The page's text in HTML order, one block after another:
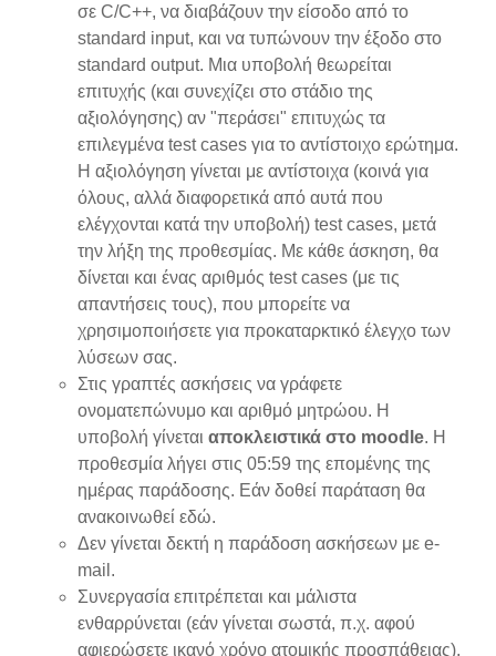
σε C/C++, να διαβάζουν την είσοδο από το
standard input, και να τυπώνουν την έξοδο στο
standard output. Μια υποβολή θεωρείται
επιτυχής (και συνεχίζει στο στάδιο της
αξιολόγησης) αν "περάσει" επιτυχώς τα
επιλεγμένα test cases για το αντίστοιχο ερώτημα.
Η αξιολόγηση γίνεται με αντίστοιχα (κοινά για
όλους, αλλά διαφορετικά από αυτά που
ελέγχονται κατά την υποβολή) test cases, μετά
την λήξη της προθεσμίας. Με κάθε άσκηση, θα
δίνεται και ένας αριθμός test cases (με τις
απαντήσεις τους), που μπορείτε να
χρησιμοποιήσετε για προκαταρκτικό έλεγχο των
λύσεων σας.
Στις γραπτές ασκήσεις να γράφετε
ονοματεπώνυμο και αριθμό μητρώου. Η
υποβολή γίνεται αποκλειστικά στο moodle. Η
προθεσμία λήγει στις 05:59 της επομένης της
ημέρας παράδοσης. Εάν δοθεί παράταση θα
ανακοινωθεί εδώ.
Δεν γίνεται δεκτή η παράδοση ασκήσεων με e-
mail.
Συνεργασία επιτρέπεται και μάλιστα
ενθαρρύνεται (εάν γίνεται σωστά, π.χ. αφού
αφιερώσετε ικανό χρόνο ατομικής προσπάθειας),